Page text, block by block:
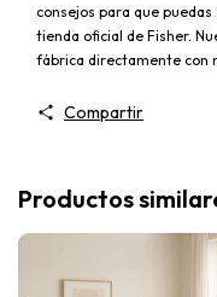
consejos para que
tienda oficial de Fisher.
fábrica directamente con
Compartir
Productos